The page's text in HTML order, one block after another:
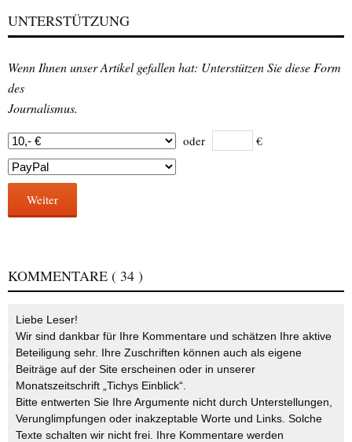
UNTERSTÜTZUNG
Wenn Ihnen unser Artikel gefallen hat: Unterstützen Sie diese Form
des
Journalismus.
oder €
Weiter
KOMMENTARE ( 34 )
Liebe Leser!
Wir sind dankbar für Ihre Kommentare und schätzen Ihre aktive
Beteiligung sehr. Ihre Zuschriften können auch als eigene
Beiträge auf der Site erscheinen oder in unserer
Monatszeitschrift „Tichys Einblick“.
Bitte entwerten Sie Ihre Argumente nicht durch Unterstellungen,
Verunglimpfungen oder inakzeptable Worte und Links. Solche
Texte schalten wir nicht frei. Ihre Kommentare werden